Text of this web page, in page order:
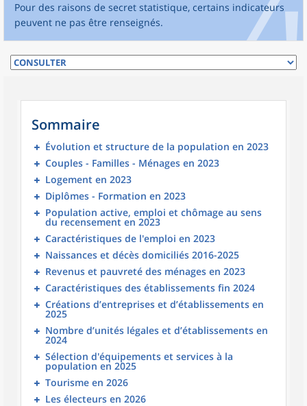
Pour des raisons de secret statistique, certains indicateurs
peuvent ne pas être renseignés.
Sommaire
Évolution et structure de la population en 2023
Couples - Familles - Ménages en 2023
Logement en 2023
Diplômes - Formation en 2023
Population active, emploi et chômage au sens
du recensement en 2023
Caractéristiques de l'emploi en 2023
Naissances et décès domiciliés 2016-2025
Revenus et pauvreté des ménages en 2023
Caractéristiques des établissements fin 2024
Créations d’entreprises et d’établissements en
2025
Nombre d’unités légales et d’établissements en
2024
Sélection d'équipements et services à la
population en 2025
Tourisme en 2026
Les électeurs en 2026